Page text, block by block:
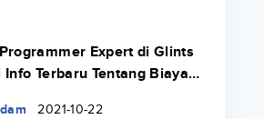
Expert di Glints
Info Terbaru Tentang Biaya
2021-10-22